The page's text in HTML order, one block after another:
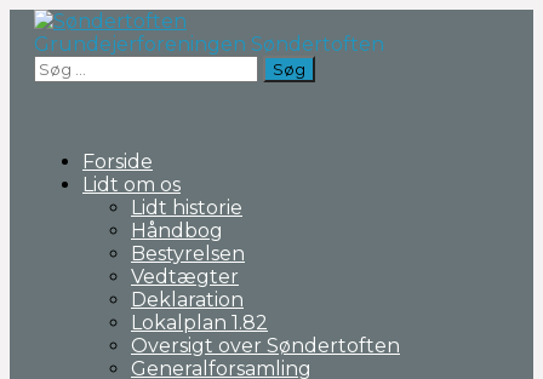
Fortsæt
indhold
Grundejerforeningen Søndertoften
Søg
efter:
Forside
Lidt om os
Lidt historie
Håndbog
Bestyrelsen
Vedtægter
Deklaration
Lokalplan 1.82
Oversigt over Søndertoften
Generalforsamling